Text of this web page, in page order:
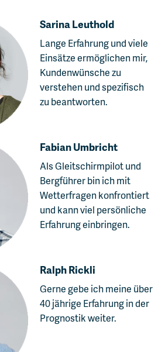
Sarina Leuthold
Lange Erfahrung und viele
Einsätze ermöglichen mir,
Kundenwünsche zu
verstehen und spezifisch
zu beantworten.
Fabian Umbricht
Als Gleitschirmpilot und
Bergführer bin ich mit
Wetterfragen konfrontiert
und kann viel persönliche
Erfahrung einbringen.
Ralph Rickli
Gerne gebe ich meine über
40 jährige Erfahrung in der
Prognostik weiter.